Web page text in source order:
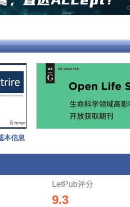
本信息
LetPub评分
9.3